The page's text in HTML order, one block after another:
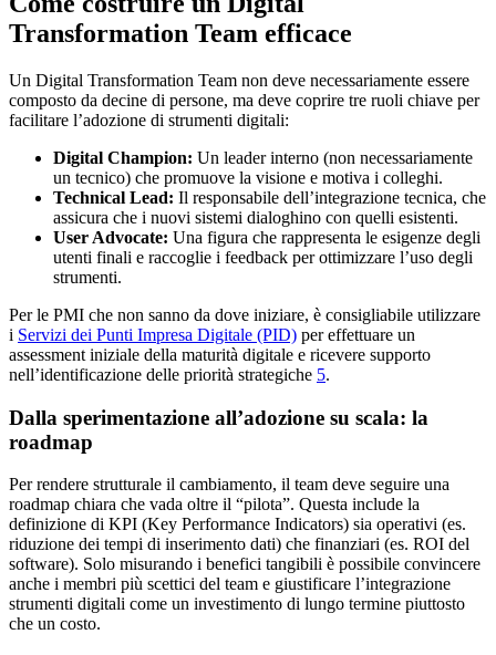
Transformation Team efficace
Un Digital Transformation Team non deve necessariamente essere
composto da decine di persone, ma deve coprire tre ruoli chiave per
facilitare l’adozione di strumenti digitali:
Digital Champion: Un leader interno (non necessariamente
un tecnico) che promuove la visione e motiva i colleghi.
Technical Lead: Il responsabile dell’integrazione tecnica, che
assicura che i nuovi sistemi dialoghino con quelli esistenti.
User Advocate: Una figura che rappresenta le esigenze degli
utenti finali e raccoglie i feedback per ottimizzare l’uso degli
strumenti.
Per le PMI che non sanno da dove iniziare, è consigliabile utilizzare
i Servizi dei Punti Impresa Digitale (PID) per effettuare un
assessment iniziale della maturità digitale e ricevere supporto
nell’identificazione delle priorità strategiche 5.
Dalla sperimentazione all’adozione su scala: la
roadmap
Per rendere strutturale il cambiamento, il team deve seguire una
roadmap chiara che vada oltre il “pilota”. Questa include la
definizione di KPI (Key Performance Indicators) sia operativi (es.
riduzione dei tempi di inserimento dati) che finanziari (es. ROI del
software). Solo misurando i benefici tangibili è possibile convincere
anche i membri più scettici del team e giustificare l’integrazione
strumenti digitali come un investimento di lungo termine piuttosto
che un costo.